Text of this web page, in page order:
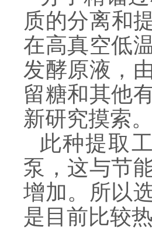
质的分离和
在高真空低
发酵原液，
留糖和其他
新研究摸索。
此种提取
泵，这与节
增加。所以
是目前比较